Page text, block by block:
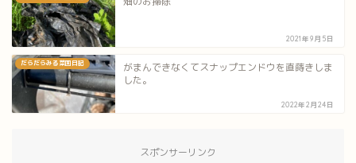
2021年9月5日
だらだらみる菜園日記
がまんできなくてスナップエンドウを直蒔きしま
した。
2022年2月24日
スポンサーリンク